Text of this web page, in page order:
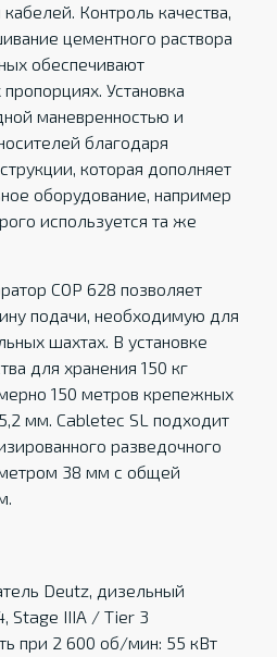
Контроль качества,
цементного раствора
обеспечивают
Установка
маневренностью и
благодаря
которая дополняет
оборудование, например
используется та же
COP 628 позволяет
подачи, необходимую для
шахтах. В установке
для хранения 150 кг
150 метров крепежных
мм. Cabletec SL подходит
разведочного
38 мм с общей
Deutz, дизельный
Stage IIIA / Tier 3
при 2 600 об/мин: 55 кВт